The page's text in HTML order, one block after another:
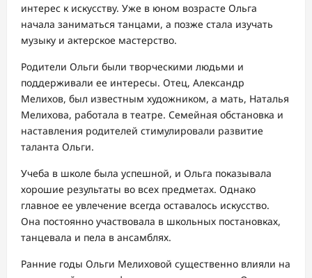
интерес к искусству. Уже в юном возрасте Ольга
начала заниматься танцами, а позже стала изучать
музыку и актерское мастерство.
Родители Ольги были творческими людьми и
поддерживали ее интересы. Отец, Александр
Мелихов, был известным художником, а мать, Наталья
Мелихова, работала в театре. Семейная обстановка и
наставления родителей стимулировали развитие
таланта Ольги.
Учеба в школе была успешной, и Ольга показывала
хорошие результаты во всех предметах. Однако
главное ее увлечение всегда оставалось искусство.
Она постоянно участвовала в школьных постановках,
танцевала и пела в ансамблях.
Ранние годы Ольги Мелиховой существенно влияли на